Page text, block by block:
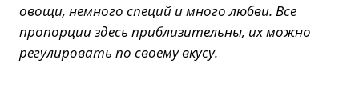
овощи, немного специй и много любви. Все
пропорции здесь приблизительны, их можно
регулировать по своему вкусу.